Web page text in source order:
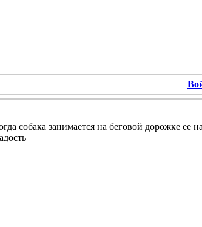
собака занимается на беговой дорожке ее